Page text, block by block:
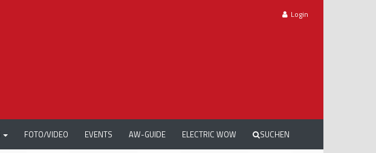
Login
FOTO/VIDEO EVENTS AW-GUIDE ELECTRIC WOW SUCHEN